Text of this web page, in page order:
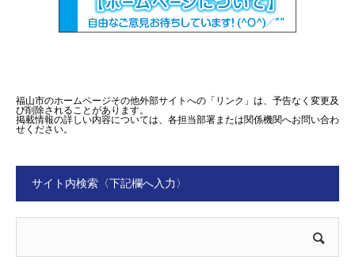
福山市のホームページその他外部サイトへの「リンク」は、予告なく変更及
び削除されることがあります。
掲載情報の詳しい内容については、各担当部署または関係機関へお問い合わ
せください。
サイト内検索〈下記欄へ入力〉